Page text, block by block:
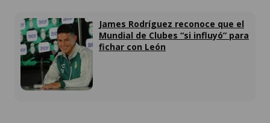
James Rodríguez reconoce que el
Mundial de Clubes “si influyó” para
fichar con León